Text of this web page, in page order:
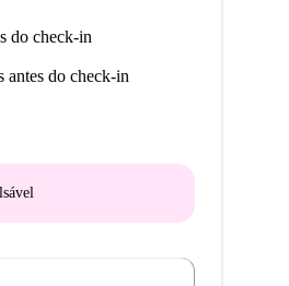
do check-in
antes do check-in